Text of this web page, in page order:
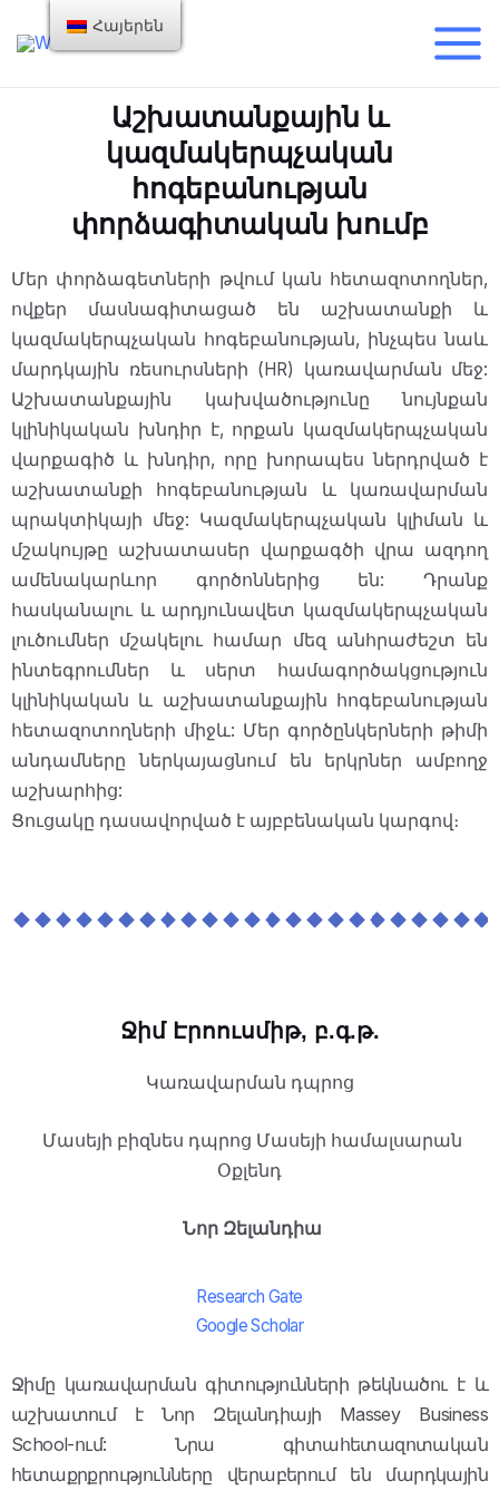
Աշխատանքային և
կազմակերպչական
հոգեբանության
փորձագիտական խումբ
Մեր փորձագետների թվում կան հետազոտողներ,
ովքեր մասնագիտացած են աշխատանքի և
կազմակերպչական հոգեբանության, ինչպես նաև
մարդկային ռեսուրսների (HR) կառավարման մեջ:
Աշխատանքային կախվածությունը նույնքան
կլինիկական խնդիր է, որքան կազմակերպչական
վարքագիծ և խնդիր, որը խորապես ներդրված է
աշխատանքի հոգեբանության և կառավարման
պրակտիկայի մեջ: Կազմակերպչական կլիման և
մշակույթը աշխատասեր վարքագծի վրա ազդող
ամենակարևոր գործոններից են: Դրանք
հասկանալու և արդյունավետ կազմակերպչական
լուծումներ մշակելու համար մեզ անհրաժեշտ են
ինտեգրումներ և սերտ համագործակցություն
կլինիկական և աշխատանքային հոգեբանության
հետազոտողների միջև: Մեր գործընկերների թիմի
անդամները ներկայացնում են երկրներ ամբողջ
աշխարհից:
Ցուցակը դասավորված է այբբենական կարգով։
Ջիմ Էրոուսմիթ, բ.գ.թ.
Կառավարման դպրոց
Մասեյի բիզնես դպրոց Մասեյի համալսարան
Օքլենդ
Նոր Զելանդիա
Research Gate
Google Scholar
Ջիմը կառավարման գիտությունների թեկնածու է և
աշխատում է Նոր Զելանդիայի Massey Business
School-ում: Նրա գիտահետազոտական
հետաքրքրությունները վերաբերում են մարդկային
Հայերեն